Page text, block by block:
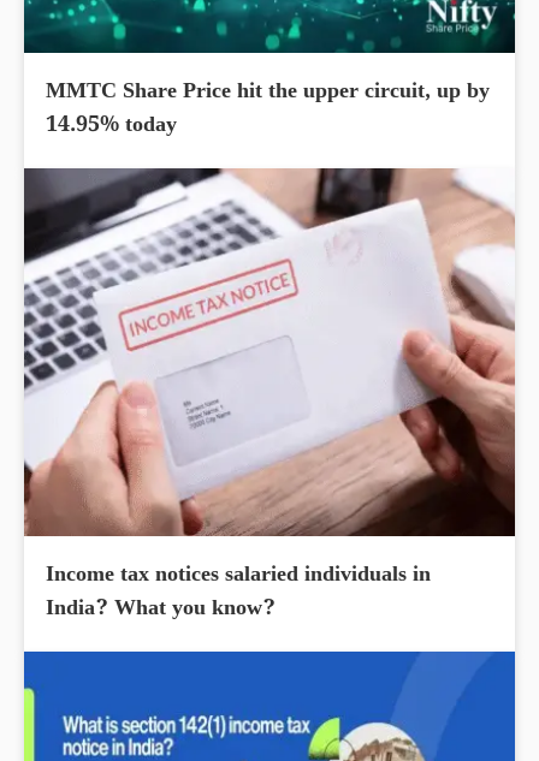
MMTC Share Price hit the upper circuit, up by
14.95% today
Income tax notices salaried individuals in
India? What you know?